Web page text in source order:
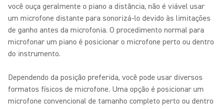
você ouça geralmente o piano a distância, não é viável usar
um microfone distante para sonorizá-lo devido às limitações
de ganho antes da microfonia. O procedimento normal para
microfonar um piano é posicionar o microfone perto ou dentro
do instrumento.
Dependendo da posição preferida, você pode usar diversos
formatos físicos de microfone. Uma opção é posicionar um
microfone convencional de tamanho completo perto ou dentro